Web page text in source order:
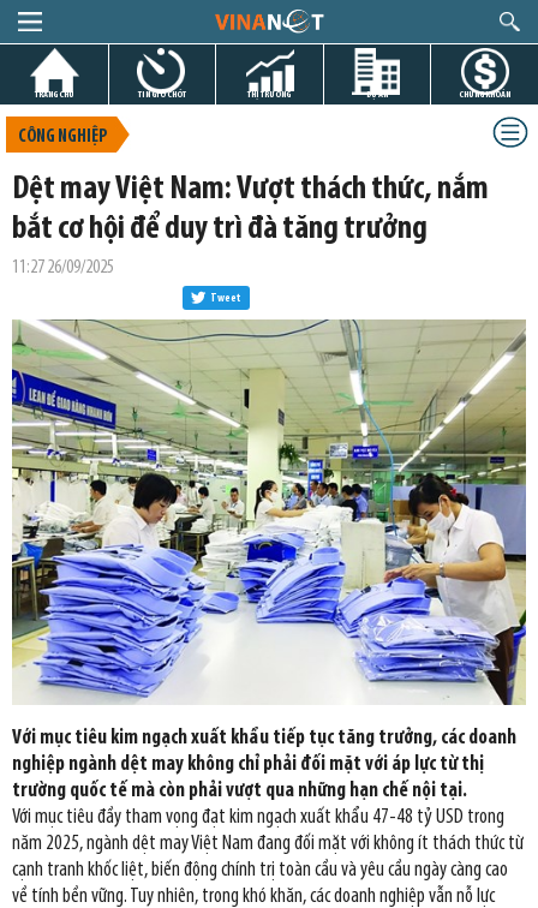
TRANG CHỦ TIN GIỜ CHÓT THỊ TRƯỜNG DỰ ÁN CHỨNG KHOÁN
CÔNG NGHIỆP
Dệt may Việt Nam: Vượt thách thức, nắm
bắt cơ hội để duy trì đà tăng trưởng
11:27 26/09/2025
Tweet
Với mục tiêu kim ngạch xuất khẩu tiếp tục tăng trưởng, các doanh
nghiệp ngành dệt may không chỉ phải đối mặt với áp lực từ thị
trường quốc tế mà còn phải vượt qua những hạn chế nội tại.
Với mục tiêu đầy tham vọng đạt kim ngạch xuất khẩu 47-48 tỷ USD trong
năm 2025, ngành dệt may Việt Nam đang đối mặt với không ít thách thức từ
cạnh tranh khốc liệt, biến động chính trị toàn cầu và yêu cầu ngày càng cao
về tính bền vững. Tuy nhiên, trong khó khăn, các doanh nghiệp vẫn nỗ lực